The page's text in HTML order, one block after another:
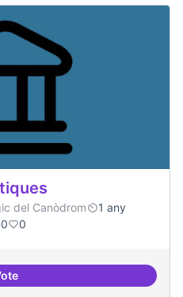
del Canòdrom
1 any
0 0
Trobades democràtiques